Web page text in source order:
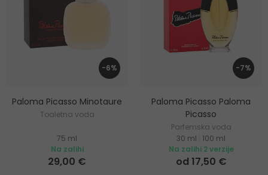
-6%
Paloma Picasso Minotaure
Toaletna voda
75 ml
Na zalihi
29,00 €
-7%
Paloma Picasso Paloma
Picasso
Parfemska voda
30 ml
100 ml
Na zalihi 2 verzije
od 17,50 €